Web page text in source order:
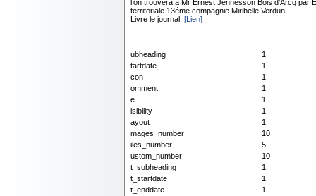
l’on trouvera à Mr Ernest Jennesson Bois d’Arcq par
territoriale 13éme compagnie Miribelle Verdun.
Livre le journal: [Lien]
ubheading
1
tartdate
1
con
1
omment
1
e
1
isibility
1
ayout
1
mages_number
10
iles_number
5
ustom_number
10
t_subheading
1
t_startdate
1
t_enddate
1